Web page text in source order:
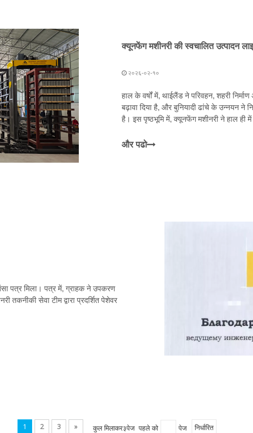
२०२६-०२-१०
हाल के वर्षों में, थाईलैंड ने परिवहन, शहरी
बढ़ावा दिया है, और बुनियादी ढांचे के उन्नयन ने
है। इस पृष्ठभूमि में, क्यूनफेंग मशीनरी ने हाल ही
और पढो
पत्र मिला। पत्र में, ग्राहक ने उपकरण
तकनीकी सेवा टीम द्वारा प्रदर्शित पेशेवर
1 2 3 » कुल मिलाकर३पेज पहले को पेज निर्धारित